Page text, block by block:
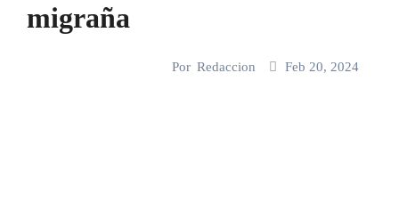
migraña
Por Redaccion Feb 20, 2024